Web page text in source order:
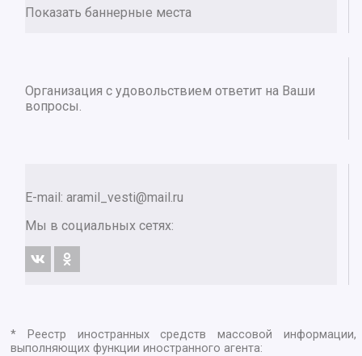
Показать баннерные места
Организация с удовольствием ответит на Ваши
вопросы.
E-mail: aramil_vesti@mail.ru
Мы в социальных сетях:
* Реестр иностранных средств массовой информации,
выполняющих функции иностранного агента: